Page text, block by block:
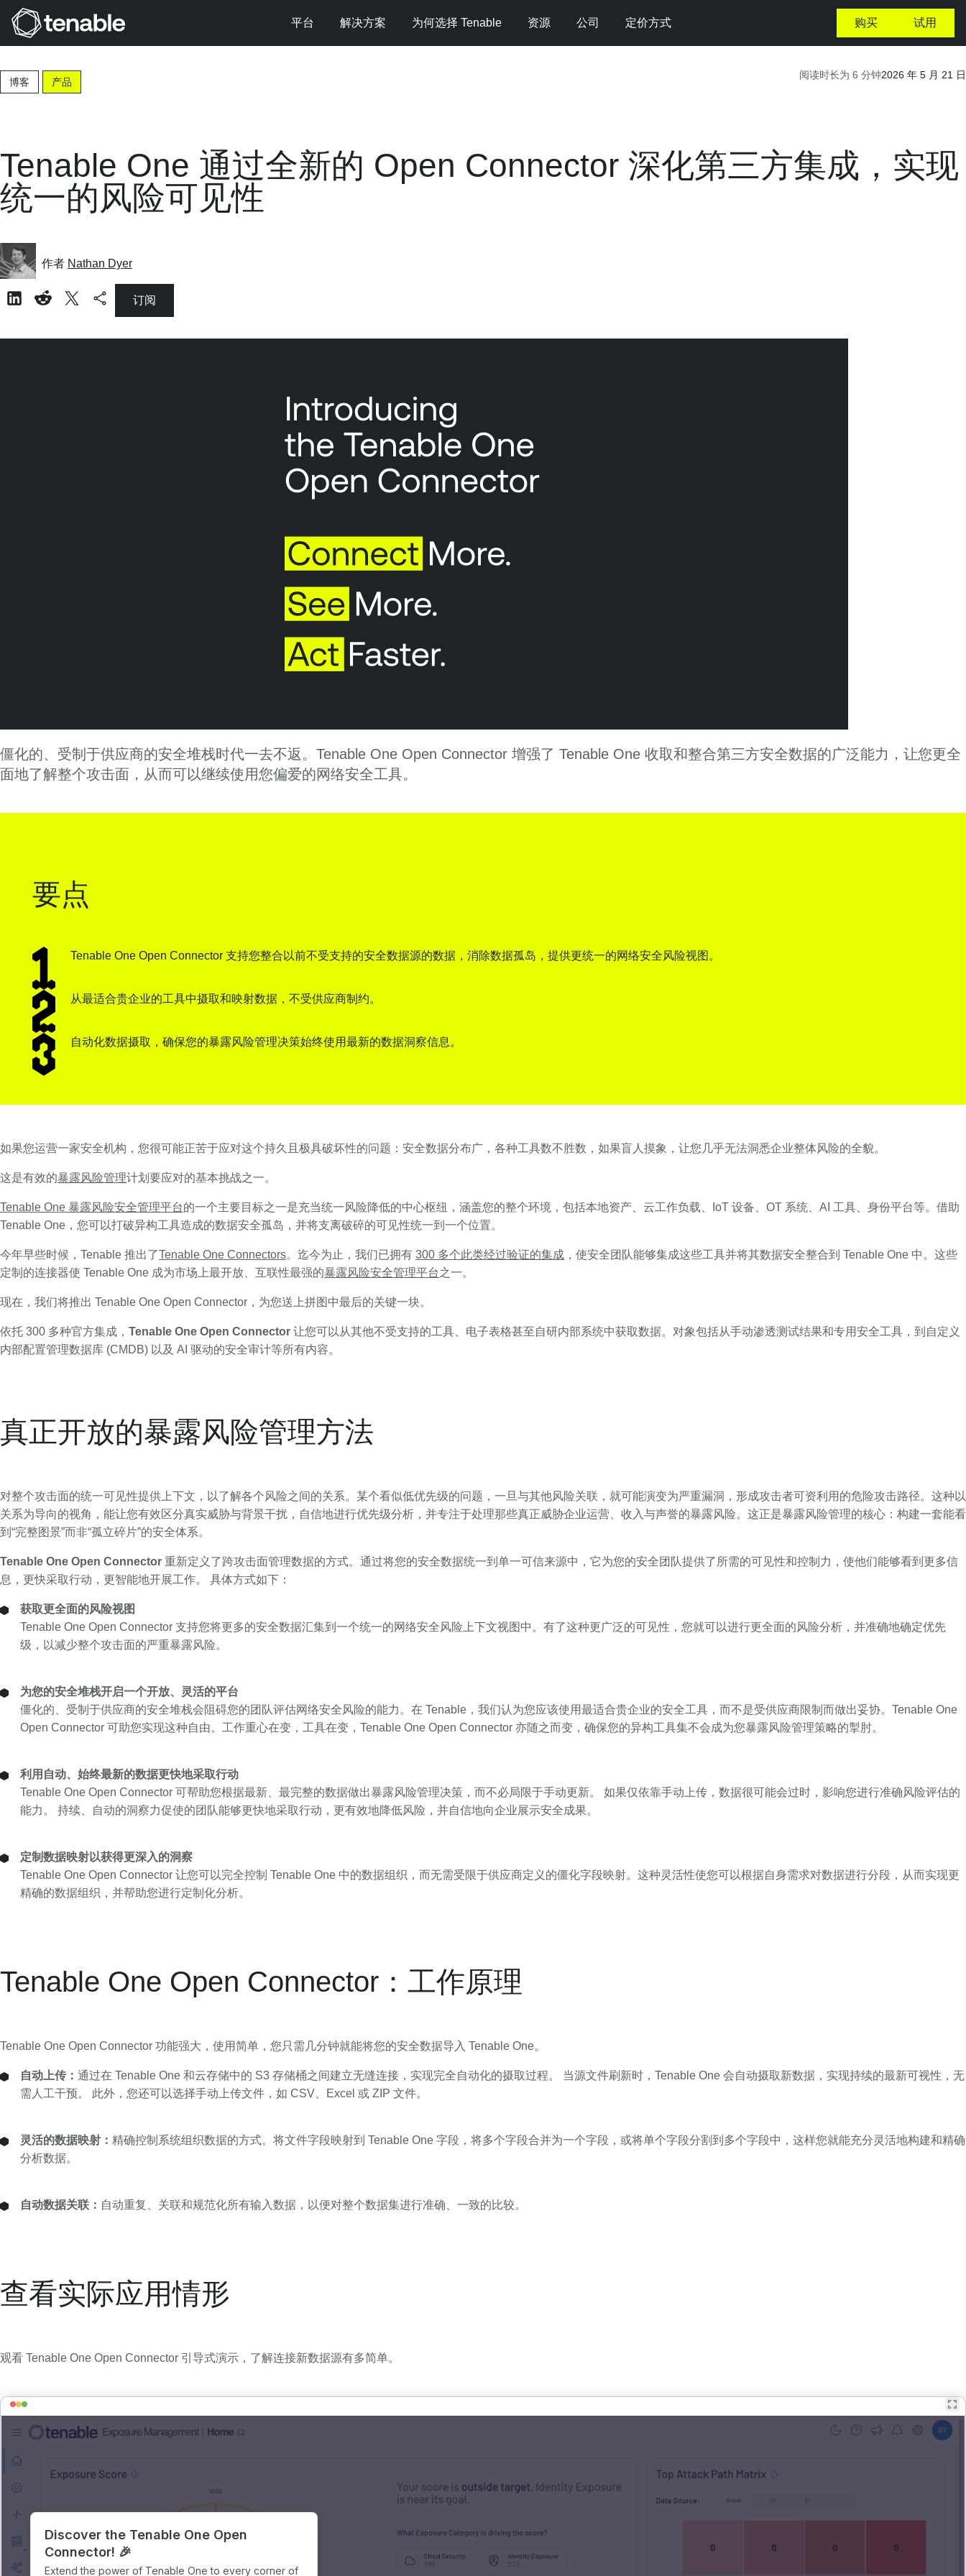
跳转至主要内容
跳转至页脚
平台 解决方案 为何选择 Tenable 资源 公司 定价方式 购买 试用
阅读时长为 6 分钟2026 年 5 月 21 日
博客 产品
Tenable One 通过全新的 Open Connector 深化第三方集成，实现
统一的风险可见性
作者 Nathan Dyer
订阅
僵化的、受制于供应商的安全堆栈时代一去不返。Tenable One Open Connector 增强了 Tenable One 收取和整合第三方安全数据的广泛能力，让您更全
面地了解整个攻击面，从而可以继续使用您偏爱的网络安全工具。
要点
Tenable One Open Connector 支持您整合以前不受支持的安全数据源的数据，消除数据孤岛，提供更统一的网络安全风险视图。
从最适合贵企业的工具中摄取和映射数据，不受供应商制约。
自动化数据摄取，确保您的暴露风险管理决策始终使用最新的数据洞察信息。
如果您运营一家安全机构，您很可能正苦于应对这个持久且极具破坏性的问题：安全数据分布广，各种工具数不胜数，如果盲人摸象，让您几乎无法洞悉企业整体风险的全貌。
这是有效的暴露风险管理计划要应对的基本挑战之一。
Tenable One 暴露风险安全管理平台的一个主要目标之一是充当统一风险降低的中心枢纽，涵盖您的整个环境，包括本地资产、云工作负载、IoT 设备、OT 系统、AI 工具、身份平台等。借助
Tenable One，您可以打破异构工具造成的数据安全孤岛，并将支离破碎的可见性统一到一个位置。
今年早些时候，Tenable 推出了Tenable One Connectors。迄今为止，我们已拥有 300 多个此类经过验证的集成 ，使安全团队能够集成这些工具并将其数据安全整合到 Tenable One 中。这些
定制的连接器使 Tenable One 成为市场上最开放、互联性最强的暴露风险安全管理平台之一。
现在，我们将推出 Tenable One Open Connector，为您送上拼图中最后的关键一块。
依托 300 多种官方集成， Tenable One Open Connector 让您可以从其他不受支持的工具、电子表格甚至自研内部系统中获取数据。对象包括从手动渗透测试结果和专用安全工具，到自定义
内部配置管理数据库 (CMDB) 以及 AI 驱动的安全审计等所有内容。
真正开放的暴露风险管理方法
对整个攻击面的统一可见性提供上下文，以了解各个风险之间的关系。某个看似低优先级的问题，一旦与其他风险关联，就可能演变为严重漏洞，形成攻击者可资利用的危险攻击路径。这种以
关系为导向的视角，能让您有效区分真实威胁与背景干扰，自信地进行优先级分析，并专注于处理那些真正威胁企业运营、收入与声誉的暴露风险。这正是暴露风险管理的核心：构建一套能看
到“完整图景”而非“孤立碎片”的安全体系。
Tenable One Open Connector 重新定义了跨攻击面管理数据的方式。通过将您的安全数据统一到单一可信来源中，它为您的安全团队提供了所需的可见性和控制力，使他们能够看到更多信
息，更快采取行动，更智能地开展工作。 具体方式如下：
获取更全面的风险视图
Tenable One Open Connector 支持您将更多的安全数据汇集到一个统一的网络安全风险上下文视图中。有了这种更广泛的可见性，您就可以进行更全面的风险分析，并准确地确定优先
级，以减少整个攻击面的严重暴露风险。
为您的安全堆栈开启一个开放、灵活的平台
僵化的、受制于供应商的安全堆栈会阻碍您的团队评估网络安全风险的能力。在 Tenable，我们认为您应该使用最适合贵企业的安全工具，而不是受供应商限制而做出妥协。Tenable One
Open Connector 可助您实现这种自由。工作重心在变，工具在变，Tenable One Open Connector 亦随之而变，确保您的异构工具集不会成为您暴露风险管理策略的掣肘。
利用自动、始终最新的数据更快地采取行动
Tenable One Open Connector 可帮助您根据最新、最完整的数据做出暴露风险管理决策，而不必局限于手动更新。 如果仅依靠手动上传，数据很可能会过时，影响您进行准确风险评估的
能力。 持续、自动的洞察力促使的团队能够更快地采取行动，更有效地降低风险，并自信地向企业展示安全成果。
定制数据映射以获得更深入的洞察
Tenable One Open Connector 让您可以完全控制 Tenable One 中的数据组织，而无需受限于供应商定义的僵化字段映射。这种灵活性使您可以根据自身需求对数据进行分段，从而实现更
精确的数据组织，并帮助您进行定制化分析。
Tenable One Open Connector：工作原理
Tenable One Open Connector 功能强大，使用简单，您只需几分钟就能将您的安全数据导入 Tenable One。
自动上传： 通过在 Tenable One 和云存储中的 S3 存储桶之间建立无缝连接，实现完全自动化的摄取过程。 当源文件刷新时，Tenable One 会自动摄取新数据，实现持续的最新可视性，无
需人工干预。 此外，您还可以选择手动上传文件，如 CSV、Excel 或 ZIP 文件。
灵活的数据映射： 精确控制系统组织数据的方式。将文件字段映射到 Tenable One 字段，将多个字段合并为一个字段，或将单个字段分割到多个字段中，这样您就能充分灵活地构建和精确
分析数据。
自动数据关联： 自动重复、关联和规范化所有输入数据，以便对整个数据集进行准确、一致的比较。
查看实际应用情形
观看 Tenable One Open Connector 引导式演示，了解连接新数据源有多简单。